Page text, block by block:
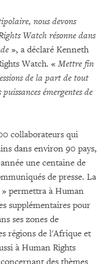
nous devons
Watch résonne dans
», a déclaré Kenneth
Watch. « Mettre fin
de la part de tout
émergentes de
collaborateurs qui
dans environ 90 pays,
une centaine de
de presse. La
» permettra à Human
supplémentaires pour
ses zones de
régions de l'Afrique et
à Human Rights